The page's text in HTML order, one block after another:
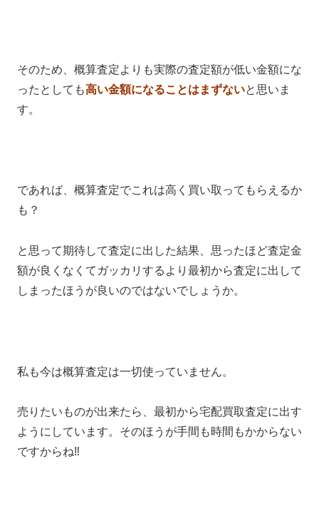
そのため、概算査定よりも実際の査定額が低い金額にな
ったとしても高い金額になることはまずないと思いま
す。
であれば、概算査定でこれは高く買い取ってもらえるか
も？
と思って期待して査定に出した結果、思ったほど査定金
額が良くなくてガッカリするより最初から査定に出して
しまったほうが良いのではないでしょうか。
私も今は概算査定は一切使っていません。
売りたいものが出来たら、最初から宅配買取査定に出す
ようにしています。そのほうが手間も時間もかからない
ですからね‼